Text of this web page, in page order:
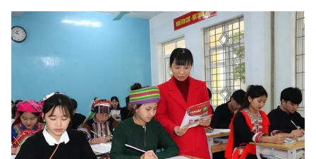
Góc doanh nghiệp
Truyền hình
Phim VTV
Hậu trường
Nhân vật
Khán giả
Giải sao mai
Giải trí
Âm nhạc
Sao
Đời sống
Du lịch
Làm đẹp
Giáo dục